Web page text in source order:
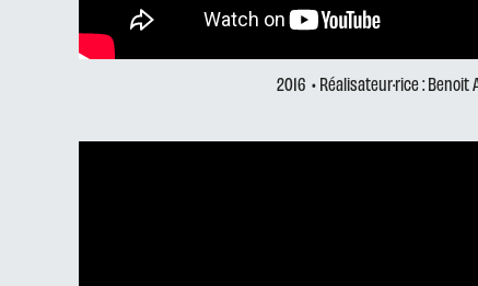
2016 • Réalisateur·rice : Benoit